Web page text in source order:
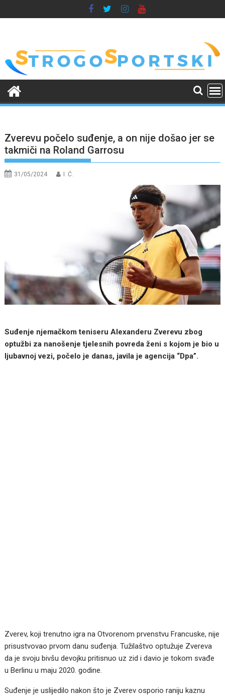
to
Zverevu počelo suđenje, a on nije došao jer se
takmiči na Roland Garrosu
31/05/2024 I. Ć.
Suđenje njemačkom teniseru Alexanderu Zverevu zbog
optužbi za nanošenje tjelesnih povreda ženi s kojom je bio u
ljubavnoj vezi, počelo je danas, javila je agencija “Dpa”.
Zverev, koji trenutno igra na Otvorenom prvenstvu Francuske, nije
prisustvovao prvom danu suđenja. Tužilaštvo optužuje Zvereva
da je svoju bivšu devojku pritisnuo uz zid i davio je tokom svađe
u Berlinu u maju 2020. godine.
Suđenje je uslijedilo nakon što je Zverev osporio raniju kaznu